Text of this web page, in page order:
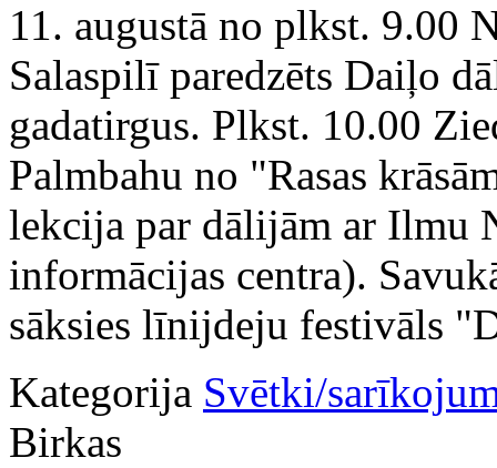
11. augustā no plkst. 9.00
Salaspilī paredzēts Daiļo
gadatirgus. Plkst. 10.00
Palmbahu no "Rasas
lekcija par dālijām ar Ilmu
informācijas centra).
sāksies līnijdeju festivāls
Kategorija Svētki/
Birkas